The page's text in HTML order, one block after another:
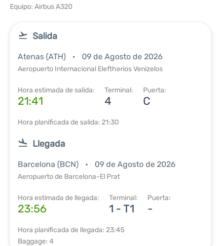
Equipo: Airbus A320
Salida
Atenas (ATH) 09 de Agosto de 2026
Aeropuerto Internacional Eleftherios Venizelos
Hora estimada de salida:
21:41
Terminal:
4
Puerta:
C
Hora planificada de salida: 21:30
Llegada
Barcelona (BCN) 09 de Agosto de 2026
Aeropuerto de Barcelona-El Prat
Hora estimada de llegada:
23:56
Terminal:
1 - T1
Puerta:
-
Hora planificada de llegada: 23:45
Baggage: 4